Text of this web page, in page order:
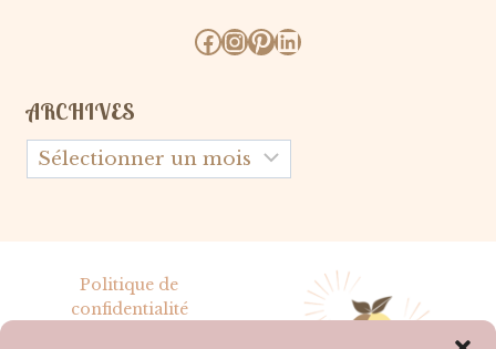
Facebook
Instagram
Pinterest
LinkedIn
ARCHIVES
Archives
Politique de
confidentialité